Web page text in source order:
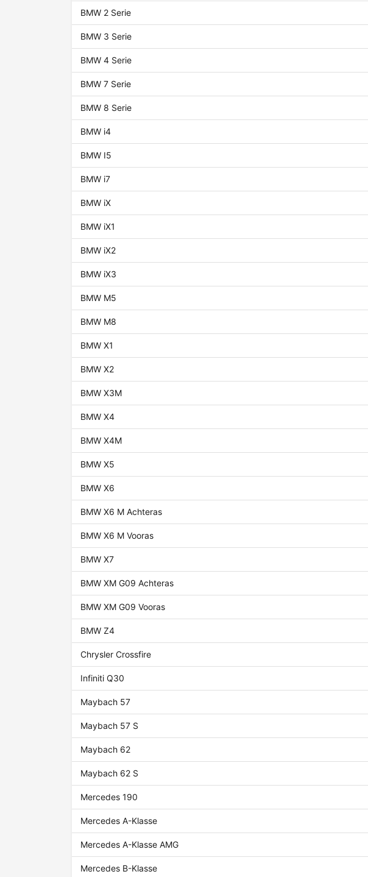
BMW 2 Serie
BMW 3 Serie
BMW 4 Serie
BMW 7 Serie
BMW 8 Serie
BMW i4
BMW I5
BMW i7
BMW iX
BMW iX1
BMW iX2
BMW iX3
BMW M5
BMW M8
BMW X1
BMW X2
BMW X3M
BMW X4
BMW X4M
BMW X5
BMW X6
BMW X6 M Achteras
BMW X6 M Vooras
BMW X7
BMW XM G09 Achteras
BMW XM G09 Vooras
BMW Z4
Chrysler Crossfire
Infiniti Q30
Maybach 57
Maybach 57 S
Maybach 62
Maybach 62 S
Mercedes 190
Mercedes A-Klasse
Mercedes A-Klasse AMG
Mercedes B-Klasse